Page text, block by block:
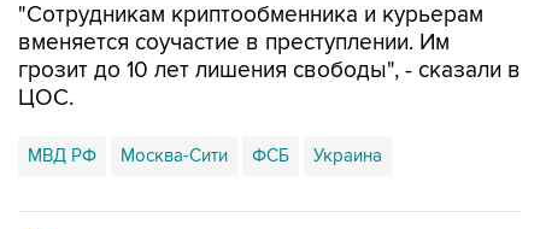
"Сотрудникам криптообменника и курьерам
вменяется соучастие в преступлении. Им
грозит до 10 лет лишения свободы", - сказали в
ЦОС.
МВД РФ Москва-Сити ФСБ Украина